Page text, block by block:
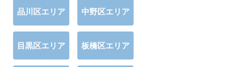
品川区エリア 中野区エリア
目黒区エリア 板橋区エリア